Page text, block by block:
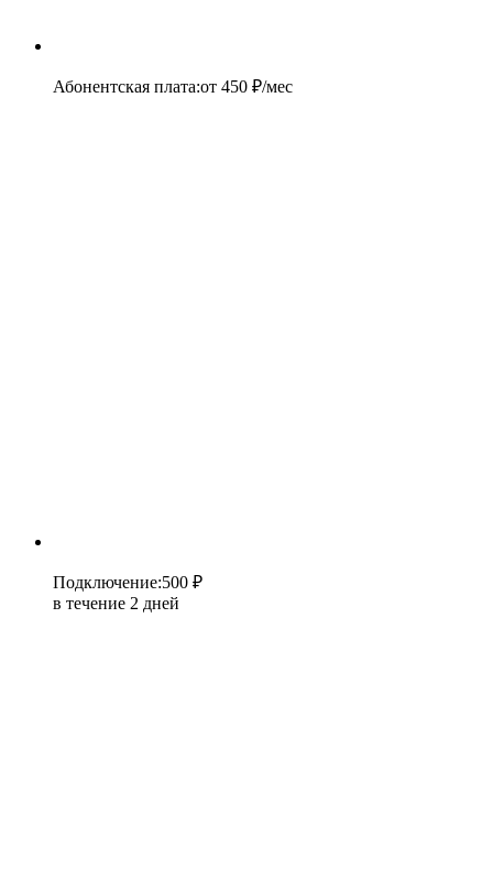
Абонентская плата:от 450 ₽/мес
Подключение:500 ₽
в течение 2 дней